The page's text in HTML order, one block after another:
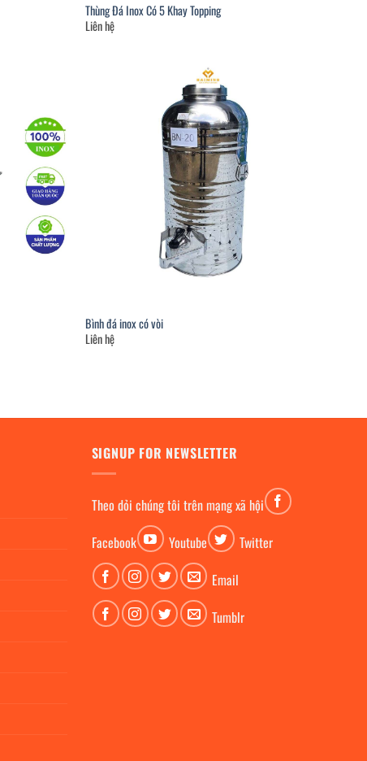
Thùng Đá Inox Có 5 Khay Topping
Liên hệ
Bình đá inox có vòi
Liên hệ
SIGNUP FOR NEWSLETTER
Theo dỏi chúng tôi trên mạng xã hội
Facebook
Youtube
Twitter
Email
Tumblr